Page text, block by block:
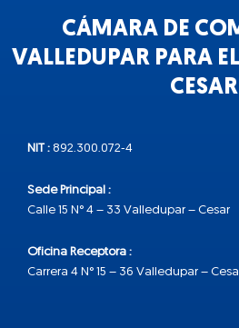
CÁMARA DE
VALLEDUPAR PARA
CESAR
NIT : 892.300.072-4
Sede Principal :
Calle 15 N° 4 – 33 Valledupar – Cesar
Oficina Receptora :
Carrera 4 N° 15 – 36 Valledupar –